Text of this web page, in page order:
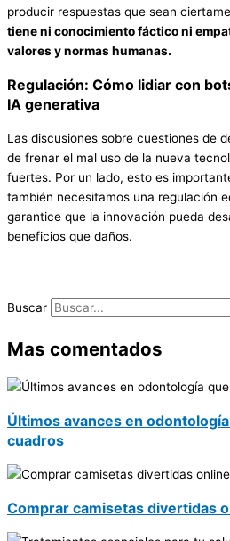
producir respuestas que sean
tiene ni conocimiento fáctico ni
valores y normas humanas.
Regulación: Cómo lidiar con
IA generativa
Las discusiones sobre cuestiones de
de frenar el mal uso de la nueva
fuertes. Por un lado, esto es
también necesitamos una regulación
garantice que la innovación pueda
beneficios que daños.
Buscar
Mas comentados
Últimos avances en
cuadros
Comprar camisetas divertidas